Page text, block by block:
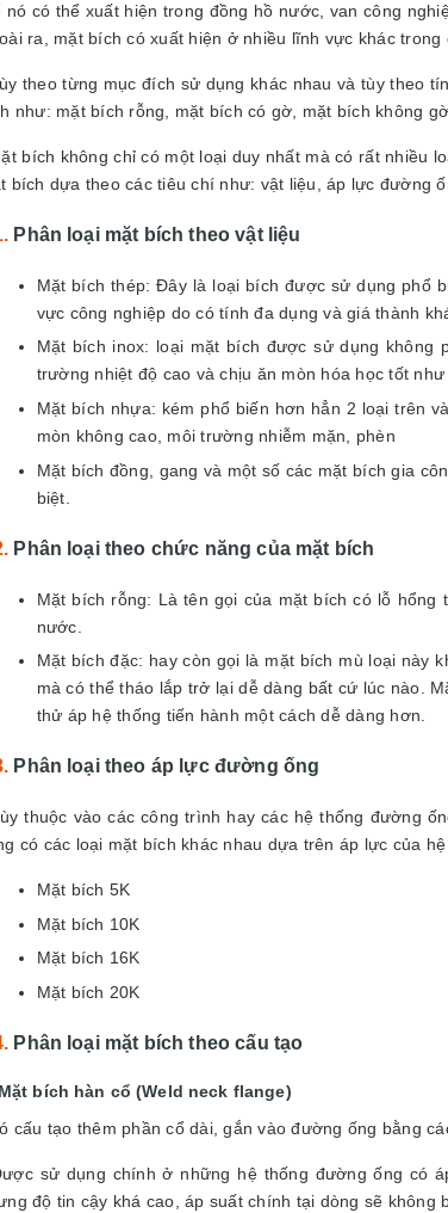
nó có thể xuất hiện trong đồng hồ nước, van công
ra, mặt bích có xuất hiện ở nhiều lĩnh vực khác trong
theo từng mục đích sử dụng khác nhau và tùy theo
như: mặt bích rỗng, mặt bích có gờ, mặt bích không
bích không chỉ có một loại duy nhất mà có rất nhiều
bích dựa theo các tiêu chí như: vật liệu, áp lực đường
Phân loại mặt bích theo vật liệu
Mặt bích thép: Đây là loại bích được sử dụng phổ
vực công nghiệp do có tính đa dụng và giá thành
Mặt bích inox: loại mặt bích được sử dụng
trường nhiệt độ cao và chịu ăn mòn hóa học tốt
Mặt bích nhựa: kém phổ biến hơn hẳn 2 loại trên
mòn không cao, môi trường nhiễm mặn, phèn
Mặt bích đồng, gang và một số các mặt bích gia
biệt.
Phân loại theo chức năng của mặt bích
Mặt bích rỗng: Là tên gọi của mặt bích có lỗ
nước.
Mặt bích đặc: hay còn gọi là mặt bích mù loại này
mà có thể tháo lắp trở lại dễ dàng bất cứ lúc nào.
thử áp hệ thống tiến hành một cách dễ dàng hơn.
Phân loại theo áp lực đường ống
thuộc vào các công trình hay các hệ thống đường
có các loại mặt bích khác nhau dựa trên áp lực của
Mặt bích 5K
Mặt bích 10K
Mặt bích 16K
Mặt bích 20K
Phân loại mặt bích theo cấu tạo
Mặt bích hàn cổ (Weld neck flange)
cấu tạo thêm phần cổ dài, gắn vào đường ống bằng
sử dụng chính ở những hệ thống đường ống có
độ tin cậy khá cao, áp suất chính tại dòng sẽ